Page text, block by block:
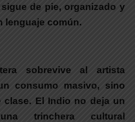
de pie, organizado y
lenguaje común.
sobrevive al artista
consumo masivo, sino
clase. El Indio no deja un
trinchera cultural